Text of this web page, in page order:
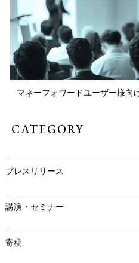
マネーフォワードユーザー様向
CATEGORY
プレスリリース
講演・セミナー
寄稿